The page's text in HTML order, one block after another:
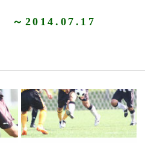
～2014.07.17